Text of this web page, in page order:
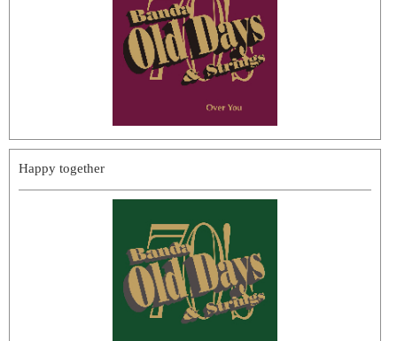
Happy together